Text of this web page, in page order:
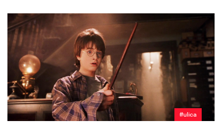
#ulica